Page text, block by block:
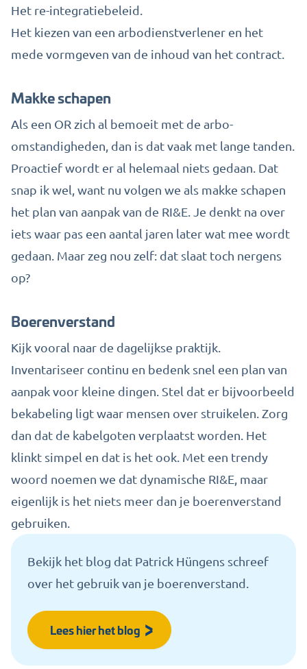
Het re-integratiebeleid.
Het kiezen van een arbodienstverlener en het
mede vormgeven van de inhoud van het contract.
Makke schapen
Als een OR zich al bemoeit met de arbo-
omstandigheden, dan is dat vaak met lange tanden.
Proactief wordt er al helemaal niets gedaan. Dat
snap ik wel, want nu volgen we als makke schapen
het plan van aanpak van de RI&E. Je denkt na over
iets waar pas een aantal jaren later wat mee wordt
gedaan. Maar zeg nou zelf: dat slaat toch nergens
op?
Boerenverstand
Kijk vooral naar de dagelijkse praktijk.
Inventariseer continu en bedenk snel een plan van
aanpak voor kleine dingen. Stel dat er bijvoorbeeld
bekabeling ligt waar mensen over struikelen. Zorg
dan dat de kabelgoten verplaatst worden. Het
klinkt simpel en dat is het ook. Met een trendy
woord noemen we dat dynamische RI&E, maar
eigenlijk is het niets meer dan je boerenverstand
gebruiken.
Bekijk het blog dat Patrick Hüngens schreef
over het gebruik van je boerenverstand.
Lees hier het blog